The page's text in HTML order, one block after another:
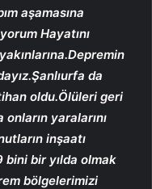
aşamasına
Hayatını
da
oldu.Ölüleri geri
yaralarını
inşaatı
bini bir yılda olmak
bölgelerimizi